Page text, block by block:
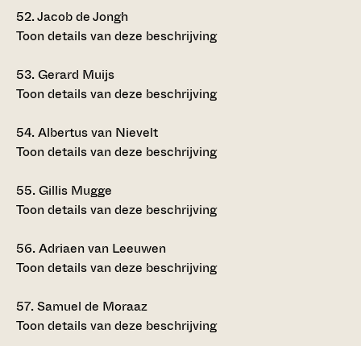
52.Jacob de Jongh
Toon details van deze beschrijving
53.Gerard Muijs
Toon details van deze beschrijving
54.Albertus van Nievelt
Toon details van deze beschrijving
55.Gillis Mugge
Toon details van deze beschrijving
56.Adriaen van Leeuwen
Toon details van deze beschrijving
57.Samuel de Moraaz
Toon details van deze beschrijving